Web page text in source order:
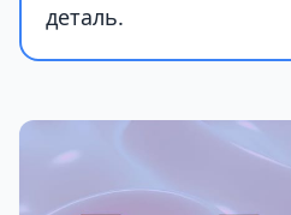
деталь.